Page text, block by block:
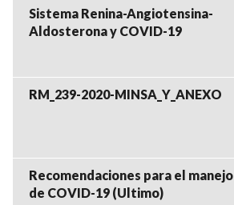
Sistema Renina-Angiotensina-
Aldosterona y COVID-19
RM_239-2020-MINSA_Y_ANEXO
Recomendaciones para el manejo
de COVID-19 (Ultimo)